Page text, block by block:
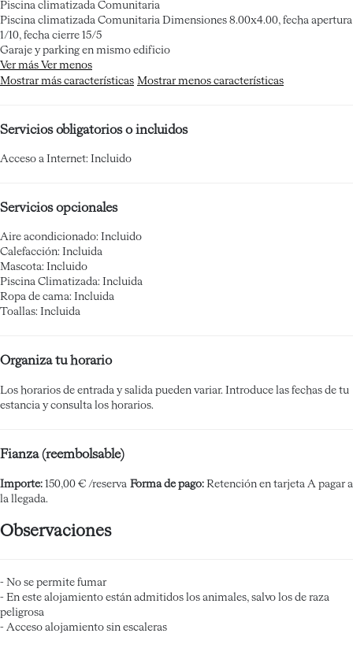
Piscina climatizada Comunitaria
Piscina climatizada Comunitaria Dimensiones 8.00x4.00, fecha apertura
1/10, fecha cierre 15/5
Garaje y parking en mismo edificio
Ver más Ver menos
Mostrar más características Mostrar menos características
Servicios obligatorios o incluidos
Acceso a Internet: Incluido
Servicios opcionales
Aire acondicionado: Incluido
Calefacción: Incluida
Mascota: Incluido
Piscina Climatizada: Incluida
Ropa de cama: Incluida
Toallas: Incluida
Organiza tu horario
Los horarios de entrada y salida pueden variar. Introduce las fechas de tu
estancia y consulta los horarios.
Fianza (reembolsable)
Importe: 150,00 € /reserva Forma de pago: Retención en tarjeta A pagar a
la llegada.
Observaciones
- No se permite fumar
- En este alojamiento están admitidos los animales, salvo los de raza
peligrosa
- Acceso alojamiento sin escaleras